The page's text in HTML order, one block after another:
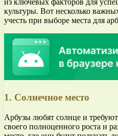
из ключевых факторов для
культуры. Вот несколько
учесть при выборе места для
1. Солнечное место
Арбузы любят солнце и
своего полноценного роста и